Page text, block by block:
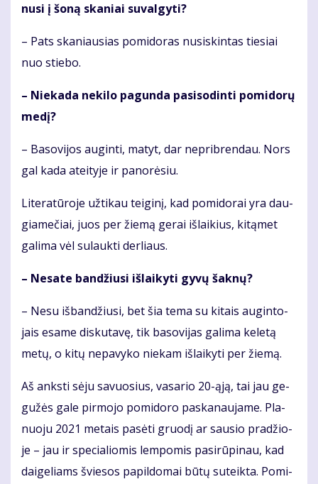
nu­si į šo­ną ska­niai su­val­gy­ti?
– Pats ska­niau­sias po­mi­do­ras nu­si­skin­tas tie­siai
nuo stie­bo.
– Nie­ka­da ne­ki­lo pa­gun­da pa­si­so­din­ti po­mi­do­rų
me­dį?
– Ba­so­vi­jos au­gin­ti, ma­tyt, dar ne­pri­bren­dau. Nors
gal ka­da at­ei­ty­je ir pa­no­rė­siu.
Li­te­ra­tū­ro­je už­ti­kau tei­gi­nį, kad po­mi­do­rai yra dau­
gia­me­čiai, juos per žie­mą ge­rai iš­lai­kius, ki­tą­met
ga­li­ma vėl su­lauk­ti der­liaus.
– Ne­sa­te ban­džiu­si iš­lai­ky­ti gy­vų šak­nų?
– Ne­su iš­ban­džiu­si, bet šia te­ma su ki­tais au­gin­to­
jais esa­me dis­ku­ta­vę, tik ba­so­vi­jas ga­li­ma ke­le­tą
me­tų, o ki­tų ne­pa­vy­ko nie­kam iš­lai­ky­ti per žie­mą.
Aš anks­ti sė­ju sa­vuo­sius, va­sa­rio 20-ąją, tai jau ge­
gu­žės ga­le pir­mo­jo po­mi­do­ro pa­ska­nau­ja­me. Pla­
nuo­ju 2021 me­tais pa­sė­ti gruo­dį ar sau­sio pra­džio­
je – jau ir spe­cia­lio­mis lem­po­mis pa­si­rū­pi­nau, kad
dai­ge­liams švie­sos pa­pil­do­mai bū­tų su­teik­ta. Po­mi­